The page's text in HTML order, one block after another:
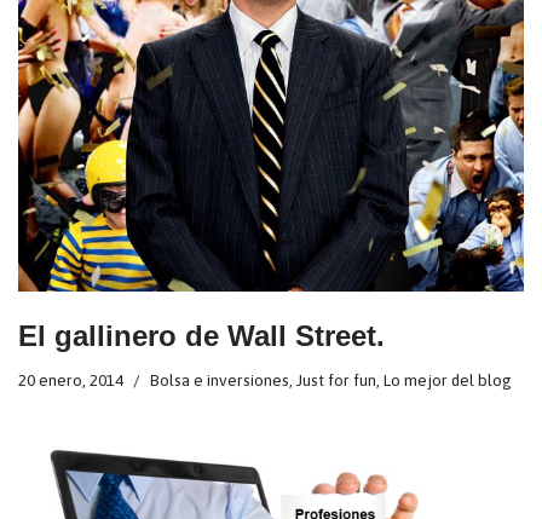
El gallinero de Wall Street.
20 enero, 2014 Bolsa e inversiones, Just for fun, Lo mejor del blog